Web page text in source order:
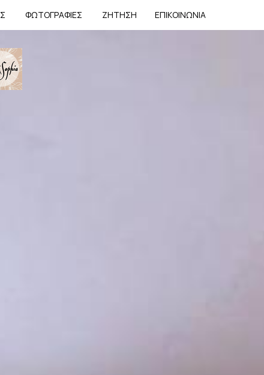
ΦΩΤΟΓΡΑΦΊΕΣ ΖΉΤΗΣΗ ΕΠΙΚΟΙΝΩΝΊΑ